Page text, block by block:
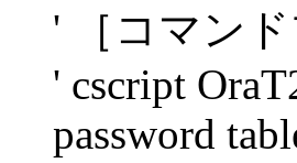
' ［コマン
' cscript
password